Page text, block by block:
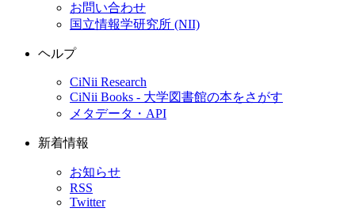
お問い合わせ
国立情報学研究所 (NII)
ヘルプ
CiNii Research
CiNii Books - 大学図書館の本をさがす
メタデータ・API
新着情報
お知らせ
RSS
Twitter